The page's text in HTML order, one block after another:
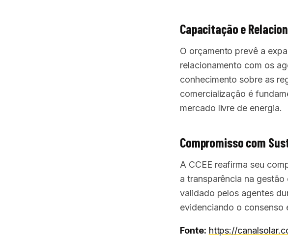
Capacitação e
O orçamento prevê a
relacionamento com os
conhecimento sobre as
comercialização é
mercado livre de energia.
Compromisso com
A CCEE reafirma seu
a transparência na
validado pelos agentes
evidenciando o consenso
Fonte: https://